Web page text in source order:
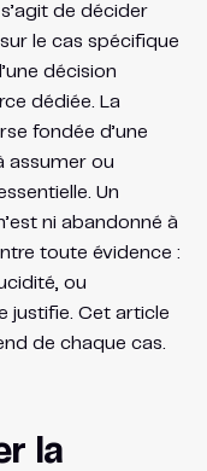
de décider
le cas spécifique
décision
dédiée. La
fondée d’une
assumer ou
Un
ni abandonné à
toute évidence :
ou
justifie. Cet article
de chaque cas.
la